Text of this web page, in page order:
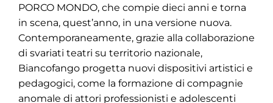
PORCO MONDO, che compie dieci anni e torna
in scena, quest’anno, in una versione nuova.
Contemporaneamente, grazie alla collaborazione
di svariati teatri su territorio nazionale,
Biancofango progetta nuovi dispositivi artistici e
pedagogici, come la formazione di compagnie
anomale di attori professionisti e adolescenti